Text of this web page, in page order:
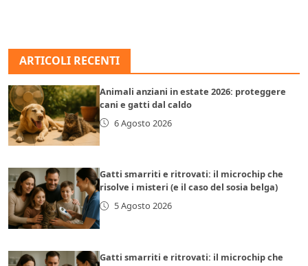
ARTICOLI RECENTI
Animali anziani in estate 2026: proteggere
cani e gatti dal caldo
6 Agosto 2026
Gatti smarriti e ritrovati: il microchip che
risolve i misteri (e il caso del sosia belga)
5 Agosto 2026
Gatti smarriti e ritrovati: il microchip che